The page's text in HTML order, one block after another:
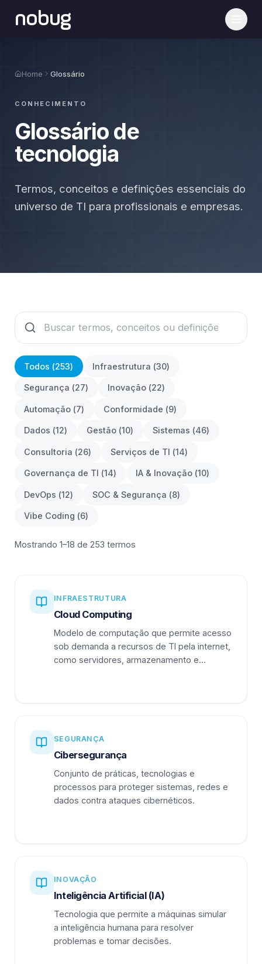
nobug
Home Glossário
CONHECIMENTO
Glossário de
tecnologia
Termos, conceitos e definições essenciais do
universo de TI para profissionais e empresas.
Todos (253) Infraestrutura (30)
Segurança (27) Inovação (22)
Automação (7) Conformidade (9)
Dados (12) Gestão (10) Sistemas (46)
Consultoria (26) Serviços de TI (14)
Governança de TI (14) IA & Inovação (10)
DevOps (12) SOC & Segurança (8)
Vibe Coding (6)
Mostrando 1–18 de 253 termos
INFRAESTRUTURA
Cloud Computing
Modelo de computação que permite acesso
sob demanda a recursos de TI pela internet,
como servidores, armazenamento e
SEGURANÇA
Cibersegurança
Conjunto de práticas, tecnologias e
processos para proteger sistemas, redes e
dados contra ataques cibernéticos.
INOVAÇÃO
Inteligência Artificial (IA)
Tecnologia que permite a máquinas simular
a inteligência humana para resolver
problemas e tomar decisões.